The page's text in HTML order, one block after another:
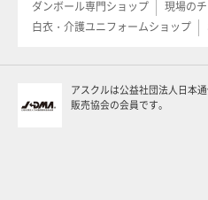
ダンボール専門ショップ
現場の
白衣・介護ユニフォームショップ
アスクルは公益社団法人日本
販売協会の会員です。